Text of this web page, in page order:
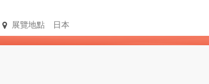
展覽地點 日本